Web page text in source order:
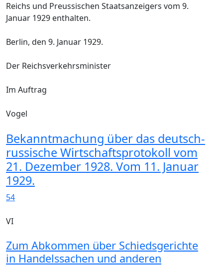
Reichs und Preussischen Staatsanzeigers vom 9.
Januar 1929 enthalten.
Berlin, den 9. Januar 1929.
Der Reichsverkehrsminister
Im Auftrag
Vogel
Bekanntmachung über das deutsch-
russische Wirtschaftsprotokoll vom
21. Dezember 1928. Vom 11. Januar
1929.
54
VI
Zum Abkommen über Schiedsgerichte
in Handelssachen und anderen